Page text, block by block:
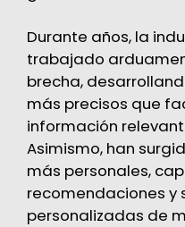
Durante años, la
trabajado
brecha,
más precisos que
información
Asimismo, han
más personales,
recomendaciones y
personalizadas de